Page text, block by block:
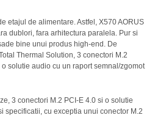
etajul de alimentare. Astfel, X570 AORUS
dublori, fara arhitectura paralela. Pur si
bine unui produs high-end. De
Thermal Solution, 3 conectori M.2
solutie audio cu un raport semnal/zgomot
3 conectori M.2 PCI-E 4.0 si o solutie
specificatii, cu exceptia unui conector M.2